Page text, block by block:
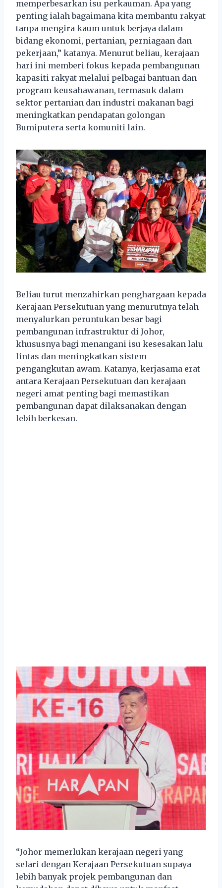
memperbesarkan isu perkauman. Apa yang
penting ialah bagaimana kita membantu rakyat
tanpa mengira kaum untuk berjaya dalam
bidang ekonomi, pertanian, perniagaan dan
pekerjaan,” katanya. Menurut beliau, kerajaan
hari ini memberi fokus kepada pembangunan
kapasiti rakyat melalui pelbagai bantuan dan
program keusahawanan, termasuk dalam
sektor pertanian dan industri makanan bagi
meningkatkan pendapatan golongan
Bumiputera serta komuniti lain.
Beliau turut menzahirkan penghargaan kepada
Kerajaan Persekutuan yang menurutnya telah
menyalurkan peruntukan besar bagi
pembangunan infrastruktur di Johor,
khususnya bagi menangani isu kesesakan lalu
lintas dan meningkatkan sistem
pengangkutan awam. Katanya, kerjasama erat
antara Kerajaan Persekutuan dan kerajaan
negeri amat penting bagi memastikan
pembangunan dapat dilaksanakan dengan
lebih berkesan.
“Johor memerlukan kerajaan negeri yang
selari dengan Kerajaan Persekutuan supaya
lebih banyak projek pembangunan dan